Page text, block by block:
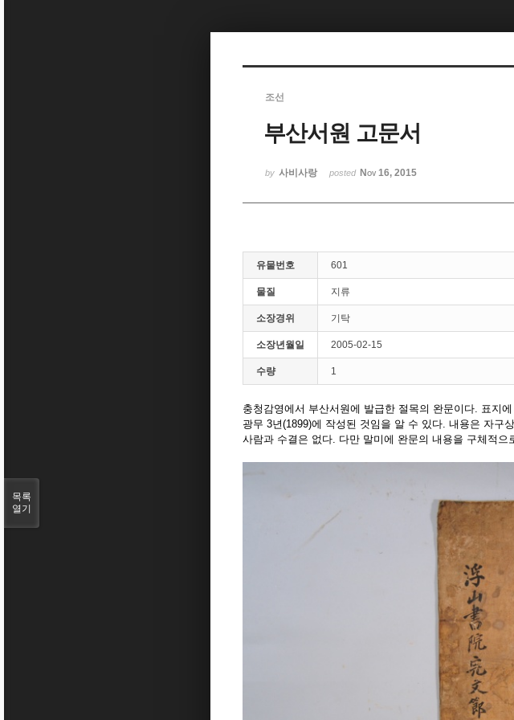
조선
부산서원 고문서
by 사비사랑 posted Nov 16, 2015
유물번호 601
물질 지류
소장경위 기탁
소장년월일 2005-02-15
수량 1
충청감영에서 부산서원에 발급한 절목의 완문이다. 표지
광무 3년(1899)에 작성된 것임을 알 수 있다. 내용은 자구
사람과 수결은 없다. 다만 말미에 완문의 내용을 구체적
목록
열기
Sketchbook5, 스케치북5
Sketchbook5, 스케치북5